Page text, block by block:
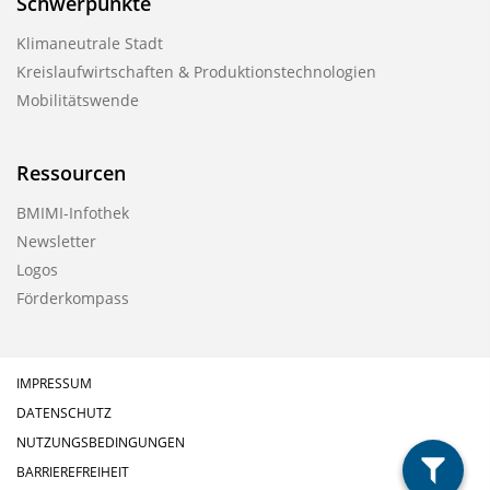
a
filter
Klimaneutrale Stadt
Kreislaufwirtschaften & Produktionstechnologien
Mobilitätswende
Ressourcen
BMIMI-Infothek
Newsletter
Logos
Förderkompass
IMPRESSUM
DATENSCHUTZ
NUTZUNGSBEDINGUNGEN
BARRIEREFREIHEIT